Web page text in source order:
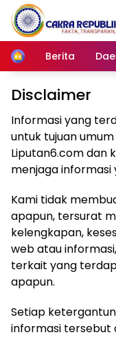
Langsung
konten
Home
Berita
Disclaimer
Informasi yang
untuk tujuan
Liputan6.com dan
menjaga informasi
Kami tidak
apapun, tersurat
kelengkapan,
web atau
terkait yang
apapun.
Setiap
informasi tersebut